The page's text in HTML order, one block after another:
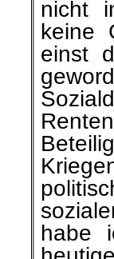
nicht
keine
einst
habe